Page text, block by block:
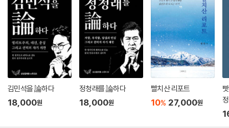
김민석을 論하다
18,000원
정청래를 論하다
18,000원
빨치산 리포트
10% 27,000원